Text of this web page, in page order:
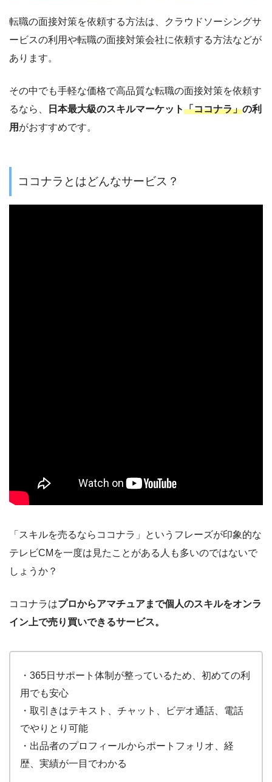
転職の面接対策を依頼する方法は、クラウドソーシングサ
ービスの利用や転職の面接対策会社に依頼する方法などが
あります。
その中でも手軽な価格で高品質な転職の面接対策を依頼す
るなら、
日本最大級のスキルマーケット「ココナラ」の利
用 がおすすめです。
ココナラとはどんなサービス？
「スキルを売るならココナラ」というフレーズが印象的な
テレビCM を一度は見たことがある人も多いのではないで
しょうか？
ココナラはプロからアマチュアまで個人のスキルをオンラ
イン上で売り買いできるサービス。
・365日サポート体制が整っているため、初めての利
用でも安心
・取引きはテキスト、チャット、ビデオ通話、電話
でやりとり可能
・出品者のプロフィールからポートフォリオ、経
歴、実績が一目でわかる